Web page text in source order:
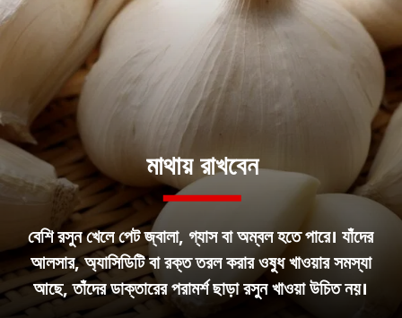
বেশি রসুন খেলে পেট জ্বালা, গ্যাস বা অম্বল হতে পারে। যাঁদের
আলসার, অ্যাসিডিটি বা রক্ত তরল করার ওষুধ খাওয়ার সমস্যা
মাথায় রাখবেন